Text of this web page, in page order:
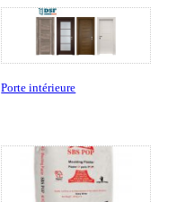
Porte intérieure